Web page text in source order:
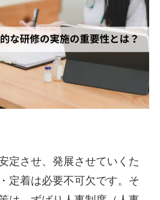
定させ、発展させていくた
定着は必要不可欠です。そ